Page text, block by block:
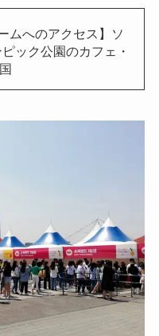
ムへのアクセス】ソ
ック公園のカフェ・